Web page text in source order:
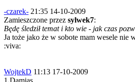
-czarek- 21:35 14-10-2009
Zamieszczone przez sylwek7:
Będę śledził temat i kto wie - jak czas
Ja toże jako że w sobote mam wesele nie
:viva:
WojtekD 11:13 17-10-2009
1.Damias